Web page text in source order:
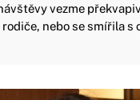
vezme
nebo se smířila s